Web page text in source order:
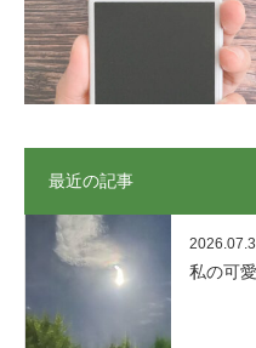
最近の記事
2026.07.3
私の可